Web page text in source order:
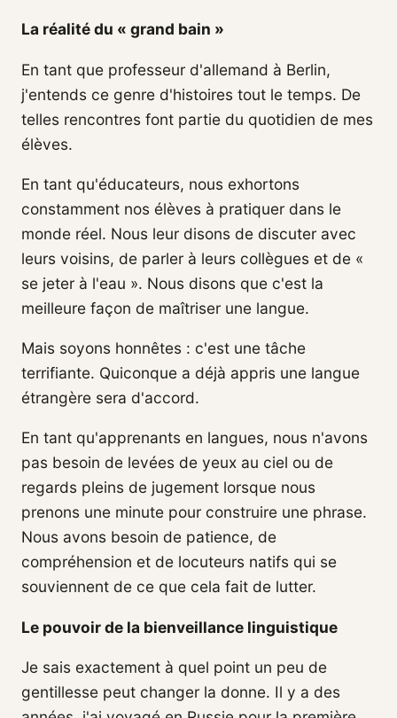
La réalité du « grand bain »
En tant que professeur d'allemand à Berlin,
j'entends ce genre d'histoires tout le temps. De
telles rencontres font partie du quotidien de mes
élèves.
En tant qu'éducateurs, nous exhortons
constamment nos élèves à pratiquer dans le
monde réel. Nous leur disons de discuter avec
leurs voisins, de parler à leurs collègues et de «
se jeter à l'eau ». Nous disons que c'est la
meilleure façon de maîtriser une langue.
Mais soyons honnêtes : c'est une tâche
terrifiante. Quiconque a déjà appris une langue
étrangère sera d'accord.
En tant qu'apprenants en langues, nous n'avons
pas besoin de levées de yeux au ciel ou de
regards pleins de jugement lorsque nous
prenons une minute pour construire une phrase.
Nous avons besoin de patience, de
compréhension et de locuteurs natifs qui se
souviennent de ce que cela fait de lutter.
Le pouvoir de la bienveillance linguistique
Je sais exactement à quel point un peu de
gentillesse peut changer la donne. Il y a des